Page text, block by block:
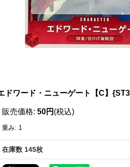
ドワード・ニューゲート【C】
販売価格: 50円 (税込)
重み: 1
在庫数 145枚